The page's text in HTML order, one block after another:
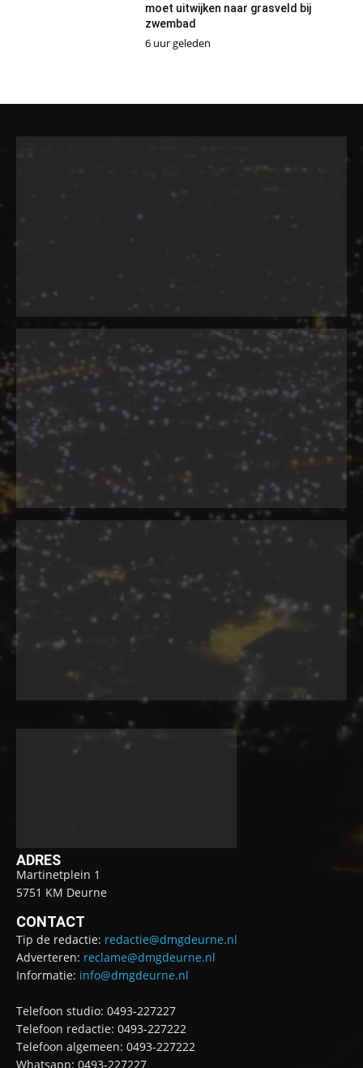
moet uitwijken naar grasveld bij
zwembad
6 uur geleden
ADRES
Martinetplein 1
5751 KM Deurne
CONTACT
Tip de redactie: redactie@dmgdeurne.nl
Adverteren: reclame@dmgdeurne.nl
Informatie: info@dmgdeurne.nl
Telefoon studio: 0493-227227
Telefoon redactie: 0493-227222
Telefoon algemeen: 0493-227222
Whatsapp: 0493-227227